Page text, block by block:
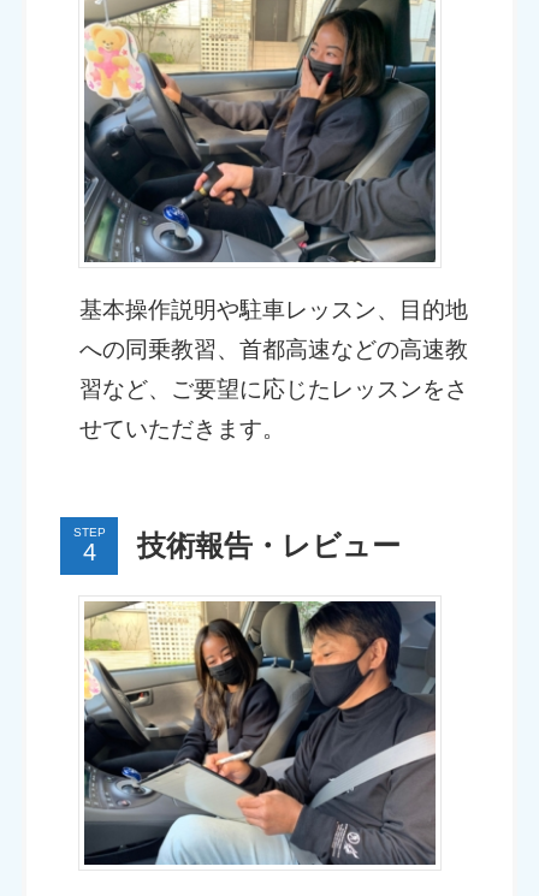
基本操作説明や駐車レッスン、目的地
への同乗教習、首都高速などの高速教
習など、ご要望に応じたレッスンをさ
せていただきます。
STEP 技術報告・レビュー